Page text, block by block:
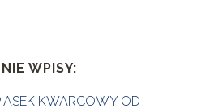
WPISY:
KWARCOWY OD